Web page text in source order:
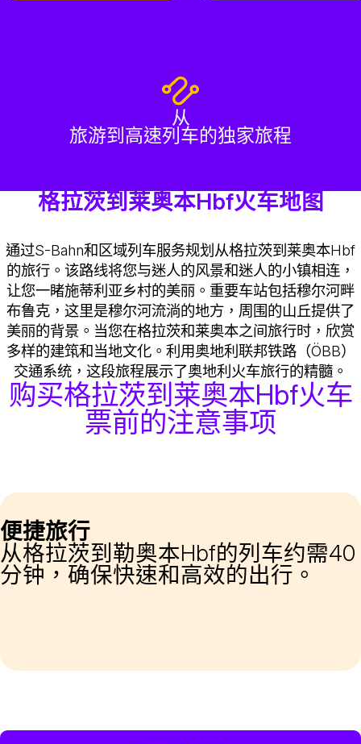
从
旅游到高速列车的独家旅程
格拉茨到莱奥本Hbf火车地图
通过S-Bahn和区域列车服务规划从格拉茨到莱奥本Hbf
的旅行。该路线将您与迷人的风景和迷人的小镇相连，
让您一睹施蒂利亚乡村的美丽。重要车站包括穆尔河畔
布鲁克，这里是穆尔河流淌的地方，周围的山丘提供了
美丽的背景。当您在格拉茨和莱奥本之间旅行时，欣赏
多样的建筑和当地文化。利用奥地利联邦铁路（ÖBB）
交通系统，这段旅程展示了奥地利火车旅行的精髓。
购买格拉茨到莱奥本Hbf火车
票前的注意事项
便捷旅行
从格拉茨到勒奥本Hbf的列车约需40
分钟，确保快速和高效的出行。